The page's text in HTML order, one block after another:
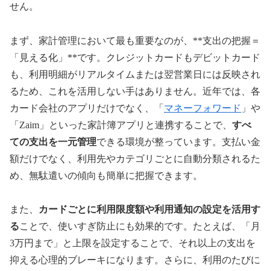
せん。
まず、家計管理において最も重要なのが、**支出の把握＝
「見える化」**です。クレジットカードもデビットカード
も、利用明細がリアルタイムまたは翌営業日には反映され
るため、これを活用しない手はありません。近年では、各
カード会社のアプリだけでなく、「 マネーフォワード 」や
「Zaim」といった家計簿アプリと連携することで、 すべ
ての支出を一元管理できる環境が整っています。支払い金
額だけでなく、利用先やカテゴリごとに自動分類されるた
め、無駄遣いの傾向も簡単に把握できます。
また、 カードごとに利用限度額や利用通知の設定を活用す
ることで、使いすぎ防止にも効果的です。たとえば、「月
3万円まで」と上限を設定することで、それ以上の支出を
抑える心理的ブレーキになります。さらに、利用のたびに